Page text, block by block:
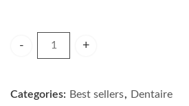
Categories: Best sellers, Dentaire